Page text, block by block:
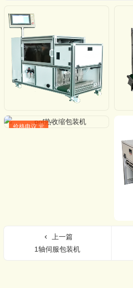
价格电议 元
上一篇
1轴伺服包装机